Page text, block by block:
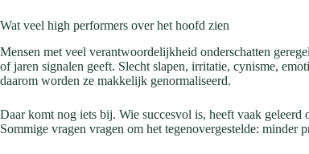
Wat veel high performers over het hoofd zien
Mensen met veel verantwoordelijkheid onderschatten
of jaren signalen geeft. Slecht slapen, irritatie, cynisme,
daarom worden ze makkelijk genormaliseerd.
Daar komt nog iets bij. Wie succesvol is, heeft vaak geleerd
Sommige vragen vragen om het tegenovergestelde: